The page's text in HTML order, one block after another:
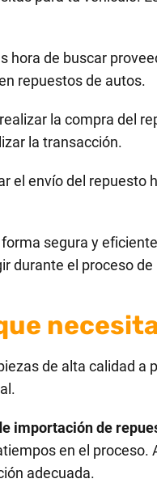
hora de buscar
repuestos de autos.
la compra del
la transacción.
el envío del repuesto
segura y
durante el proceso
de alta calidad a
importación de
en el proceso.
adecuada.